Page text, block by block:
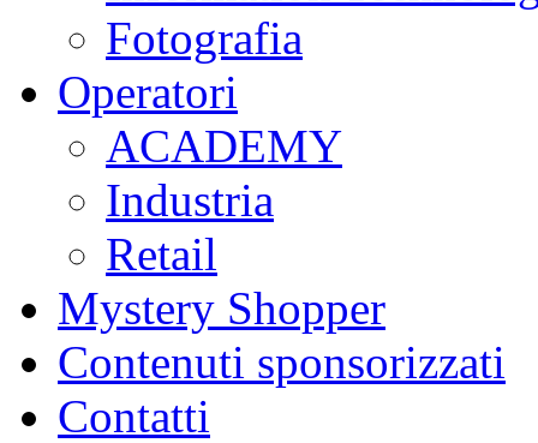
Fotografia
Operatori
ACADEMY
Industria
Retail
Mystery Shopper
Contenuti sponsorizzati
Contatti